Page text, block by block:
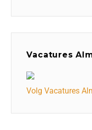
Vacatures
Volg Vacatures